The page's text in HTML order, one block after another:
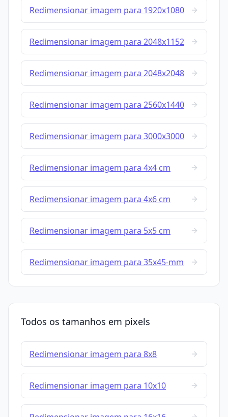
Redimensionar imagem para 1920x1080
Redimensionar imagem para 2048x1152
Redimensionar imagem para 2048x2048
Redimensionar imagem para 2560x1440
Redimensionar imagem para 3000x3000
Redimensionar imagem para 4x4 cm
Redimensionar imagem para 4x6 cm
Redimensionar imagem para 5x5 cm
Redimensionar imagem para 35x45-mm
Todos os tamanhos em pixels
Redimensionar imagem para 8x8
Redimensionar imagem para 10x10